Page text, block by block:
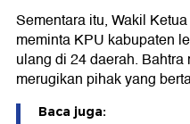
Sementara itu, Wakil
meminta KPU kabupaten
ulang di 24 daerah.
merugikan pihak yang
Baca juga: